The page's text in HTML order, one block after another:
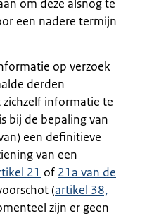
om deze alsnog te
een nadere termijn
op verzoek
derden
informatie te
bij de bepaling van
een definitieve
van een
21 of 21a van de
(artikel 38,
zijn er geen